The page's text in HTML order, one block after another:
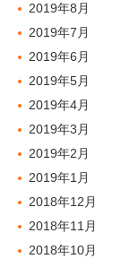
2019年8月
2019年7月
2019年6月
2019年5月
2019年4月
2019年3月
2019年2月
2019年1月
2018年12月
2018年11月
2018年10月